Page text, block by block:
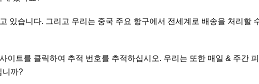
있습니다. 그리고 우리는 중국 주요 항구에서 전세계로 배송을 처리할
이트를 클릭하여 추적 번호를 추적하십시오. 우리는 또한 매일 & 주간
니까?